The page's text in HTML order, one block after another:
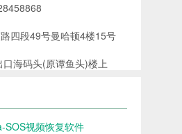
四段49号曼哈顿4楼15号
海码头(原谭鱼头)楼上
SOS视频恢复软件